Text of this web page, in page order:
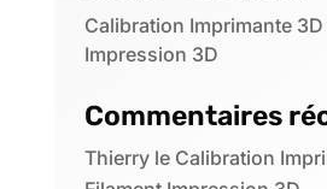
Calibration Imprimante
Impression 3D
Commentaires
Thierryle Calibration